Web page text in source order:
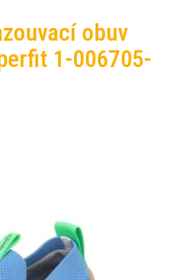
obuv
1-006705-